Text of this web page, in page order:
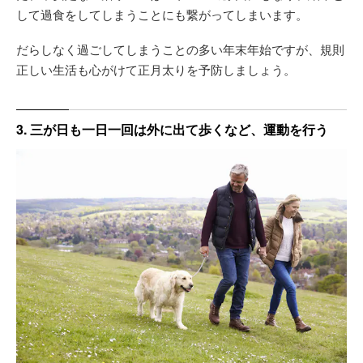
して過食をしてしまうことにも繋がってしまいます。
だらしなく過ごしてしまうことの多い年末年始ですが、規則
正しい生活も心がけて正月太りを予防しましょう。
3. 三が日も一日一回は外に出て歩くなど、運動を行う